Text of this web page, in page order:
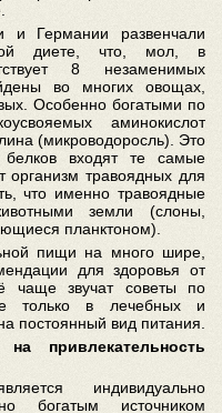
Германии развенчали
диете, что, мол, в
8 незаменимых
во многих овощах,
Особенно богатыми по
аминокислот
(микроводоросль). Это
входят те самые
организм травоядных для
что именно травоядные
земли (слоны,
планктоном).
пищи на много шире,
для здоровья от
чаще звучат советы по
только в лечебных и
постоянный вид питания.
привлекательность
индивидуально
богатым источником